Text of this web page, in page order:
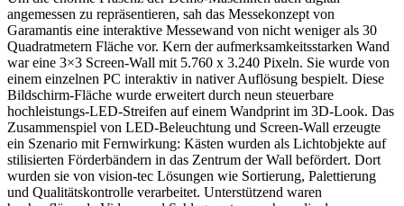
angemessen zu repräsentieren, sah das Messekonzept von
Garamantis eine interaktive Messewand von nicht weniger als 30
Quadratmetern Fläche vor. Kern der aufmerksamkeitsstarken Wand
war eine 3×3 Screen-Wall mit 5.760 x 3.240 Pixeln. Sie wurde von
einem einzelnen PC interaktiv in nativer Auflösung bespielt. Diese
Bildschirm-Fläche wurde erweitert durch neun steuerbare
hochleistungs-LED-Streifen auf einem Wandprint im 3D-Look. Das
Zusammenspiel von LED-Beleuchtung und Screen-Wall erzeugte
ein Szenario mit Fernwirkung: Kästen wurden als Lichtobjekte auf
stilisierten Förderbändern in das Zentrum der Wall befördert. Dort
wurden sie von vision-tec Lösungen wie Sortierung, Palettierung
und Qualitätskontrolle verarbeitet. Unterstützend waren